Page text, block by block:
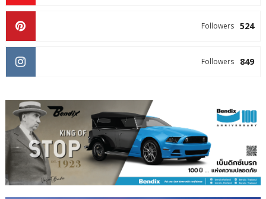
524
Followers
849
Followers